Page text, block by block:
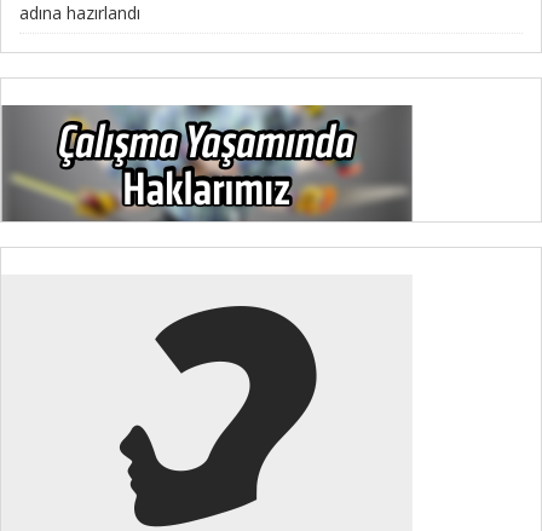
adına hazırlandı